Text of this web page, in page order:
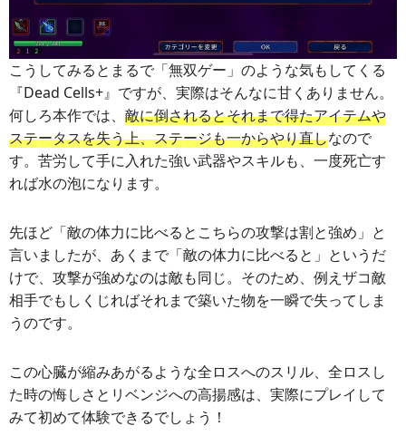
こうしてみるとまるで「無双ゲー」のような気もしてくる
『Dead Cells+』ですが、実際はそんなに甘くありません。
何しろ本作では、 敵に倒されるとそれまで得たアイテムや
ステータスを失う上、ステージも一からやり直しなので
す。苦労して手に入れた強い武器やスキルも、一度死亡す
れば水の泡になります。
先ほど「敵の体力に比べるとこちらの攻撃は割と強め」と
言いましたが、あくまで「敵の体力に比べると」というだ
けで、攻撃が強めなのは敵も同じ。そのため、例えザコ敵
相手でもしくじればそれまで築いた物を一瞬で失ってしま
うのです。
この心臓が縮みあがるような全ロスへのスリル、全ロスし
た時の悔しさとリベンジへの高揚感は、実際にプレイして
みて初めて体験できるでしょう！